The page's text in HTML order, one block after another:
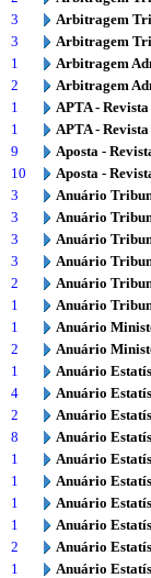
3
Arbitragem
3
Arbitragem
1
Arbitragem
2
Arbitragem
1
APTA -
1
APTA -
9
Aposta -
10
Aposta -
3
Anuário
3
Anuário
3
Anuário
3
Anuário
2
Anuário
1
Anuário
1
Anuário
2
Anuário
1
Anuário
4
Anuário
2
Anuário
8
Anuário
1
Anuário
1
Anuário
1
Anuário
1
Anuário
2
Anuário
1
Anuário